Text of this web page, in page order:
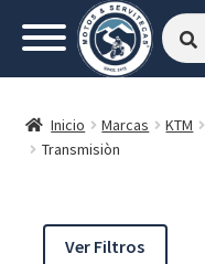
Buscar
por:
Buscar
Inicio Marcas KTM
Transmisiòn
Ver Filtros